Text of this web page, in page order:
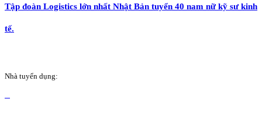
Tập đoàn Logistics lớn nhất Nhật Bản tuyển 40 nam nữ kỹ sư kinh
tế.
Nhà tuyển dụng: